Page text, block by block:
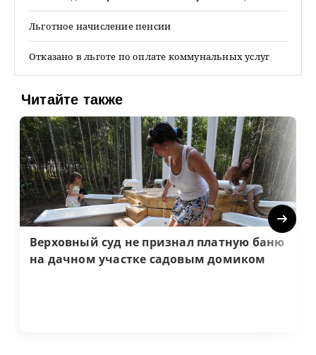
Льготное начисление пенсии
Отказано в льготе по оплате коммунальных услуг
Читайте также
Верховный суд не признал платную баню
на дачном участке садовым домиком
Next